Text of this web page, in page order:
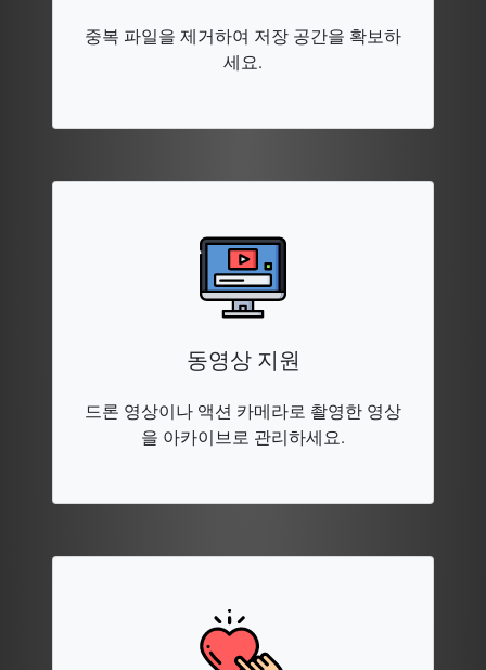
중복 파일을 제거하여 저장 공간을 확보하
세요.
동영상 지원
드론 영상이나 액션 카메라로 촬영한 영상
을 아카이브로 관리하세요.